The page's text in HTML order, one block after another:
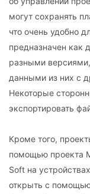
могут сохранять
что очень удобно
предназначен
разными
данными из них с
Некоторые
экспортировать
Кроме того,
помощью проекта
Soft на
открыть с